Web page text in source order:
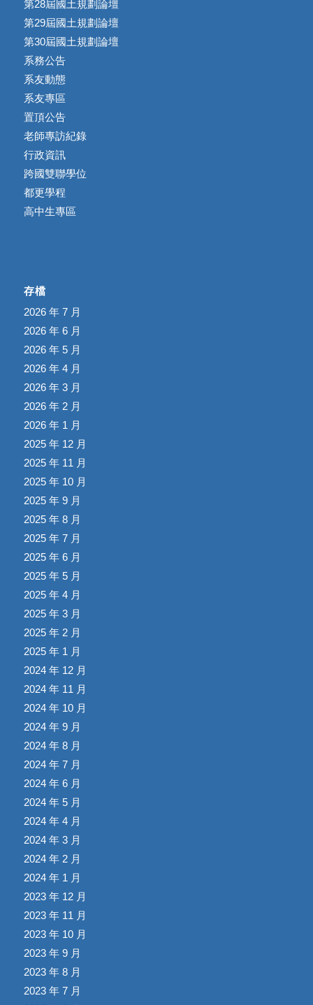
第28屆國土規劃論壇
第29屆國土規劃論壇
第30屆國土規劃論壇
系務公告
系友動態
系友專區
置頂公告
老師專訪紀錄
行政資訊
跨國雙聯學位
都更學程
高中生專區
存檔
2026 年 7 月
2026 年 6 月
2026 年 5 月
2026 年 4 月
2026 年 3 月
2026 年 2 月
2026 年 1 月
2025 年 12 月
2025 年 11 月
2025 年 10 月
2025 年 9 月
2025 年 8 月
2025 年 7 月
2025 年 6 月
2025 年 5 月
2025 年 4 月
2025 年 3 月
2025 年 2 月
2025 年 1 月
2024 年 12 月
2024 年 11 月
2024 年 10 月
2024 年 9 月
2024 年 8 月
2024 年 7 月
2024 年 6 月
2024 年 5 月
2024 年 4 月
2024 年 3 月
2024 年 2 月
2024 年 1 月
2023 年 12 月
2023 年 11 月
2023 年 10 月
2023 年 9 月
2023 年 8 月
2023 年 7 月